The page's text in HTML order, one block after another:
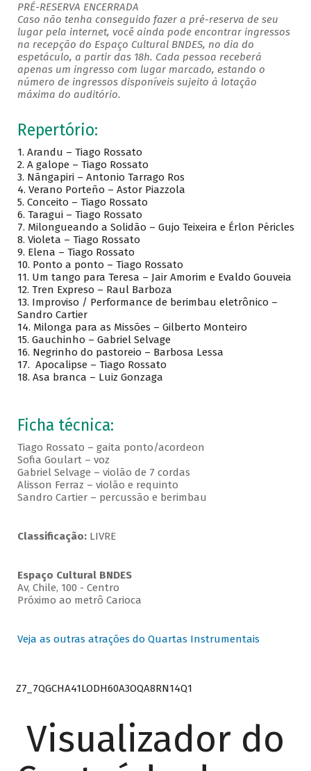
PRÉ-RESERVA ENCERRADA
Caso não tenha conseguido fazer a pré-reserva de seu
lugar pela internet, você ainda pode encontrar ingressos
na recepção do Espaço Cultural BNDES, no dia do
espetáculo, a partir das 18h. Cada pessoa receberá
apenas um ingresso com lugar marcado, estando o
número de ingressos disponíveis sujeito à lotação
máxima do auditório.
Repertório:
1. Arandu – Tiago Rossato
2. A galope – Tiago Rossato
3. Nãngapiri – Antonio Tarrago Ros
4. Verano Porteño – Astor Piazzola
5. Conceito – Tiago Rossato
6. Taragui – Tiago Rossato
7. Milongueando a Solidão – Gujo Teixeira e Érlon Péricles
8. Violeta – Tiago Rossato
9. Elena – Tiago Rossato
10. Ponto a ponto – Tiago Rossato
11. Um tango para Teresa – Jair Amorim e Evaldo Gouveia
12. Tren Expreso – Raul Barboza
13. Improviso / Performance de berimbau eletrônico –
Sandro Cartier
14. Milonga para as Missões – Gilberto Monteiro
15. Gauchinho – Gabriel Selvage
16. Negrinho do pastoreio – Barbosa Lessa
17. Apocalipse – Tiago Rossato
18. Asa branca – Luiz Gonzaga
Ficha técnica:
Tiago Rossato – gaita ponto/acordeon
Sofia Goulart – voz
Gabriel Selvage – violão de 7 cordas
Alisson Ferraz – violão e requinto
Sandro Cartier – percussão e berimbau
Classificação:LIVRE
Espaço Cultural BNDES
Av, Chile, 100 - Centro
Próximo ao metrô Carioca
Veja as outras atrações do Quartas Instrumentais
Z7_7QGCHA41LODH60A3OQA8RN14Q1
Visualizador do